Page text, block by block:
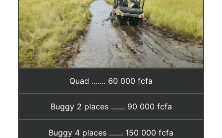
Quad ....... 60 000 fcfa
Buggy 2 places ....... 90 000 fcfa
Buggy 4 places ....... 150 000 fcfa